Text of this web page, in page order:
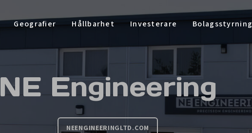
Geografier Hållbarhet Investerare Bolagsstyrning
NE Engineering
NEENGINEERINGLTD.COM